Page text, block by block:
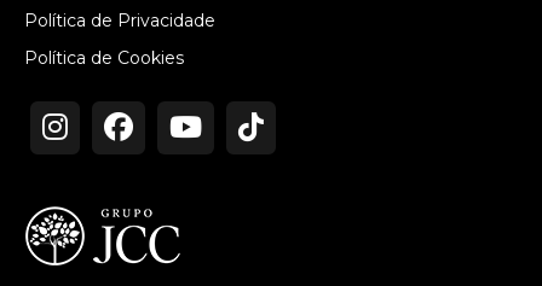
Política de Privacidade
Política de Cookies